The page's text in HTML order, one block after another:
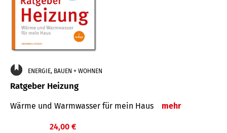
ENERGIE, BAUEN + WOHNEN
Ratgeber Heizung
Wärme und Warmwasser für mein Haus mehr
24,00 €